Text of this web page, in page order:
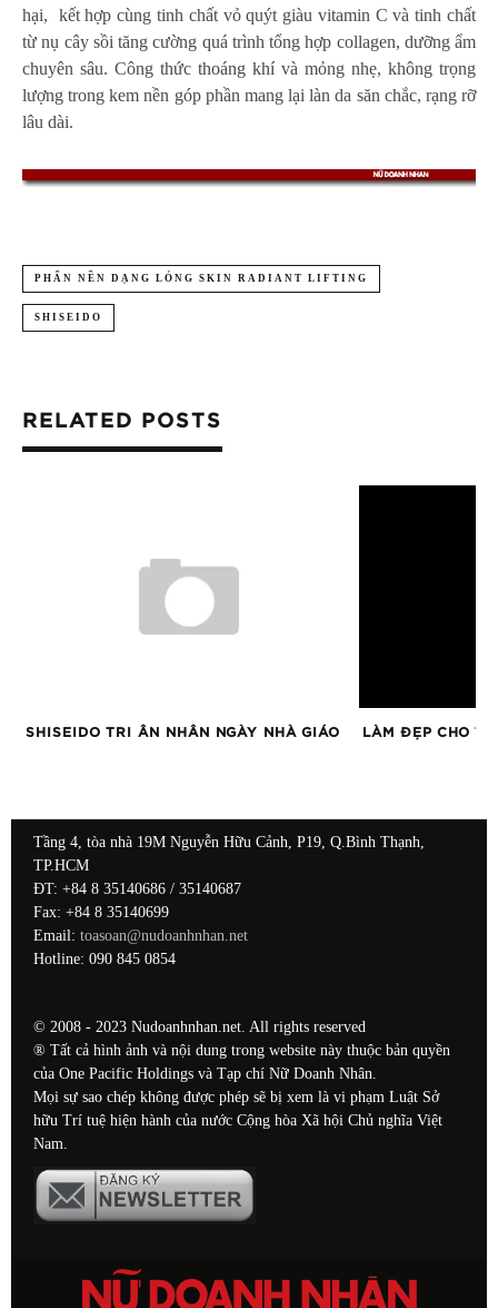
hại, kết hợp cùng tinh chất vỏ quýt giàu vitamin C và tinh chất
từ nụ cây sồi tăng cường quá trình tổng hợp collagen, dưỡng ẩm
chuyên sâu. Công thức thoáng khívà mỏng nhẹ, không trọng
lượng trong kem nền góp phần mang lại làn da săn chắc, rạng rỡ
lâu dài.
PHẤN NỀN DẠNG LỎNG SKIN RADIANT LIFTING
SHISEIDO
RELATED POSTS
SHISEIDO TRI ÂN NHÂN NGÀY NHÀ GIÁO LÀM ĐẸP CHO
Tầng 4, tòa nhà 19M Nguyễn Hữu Cảnh, P19, Q.Bình Thạnh,
TP.HCM
ĐT: +84 8 35140686 / 35140687
Fax: +84 8 35140699
Email: toasoan@nudoanhnhan.net
Hotline: 090 845 0854
© 2008 - 2023 Nudoanhnhan.net. All rights reserved
® Tất cả hình ảnh và nội dung trong website này thuộc bản quyền
của One Pacific Holdings và Tạp chí Nữ Doanh Nhân.
Mọi sự sao chép không được phép sẽ bị xem là vi phạm Luật Sở
hữu Trí tuệ hiện hành của nước Cộng hòa Xã hội Chủ nghĩa Việt
Nam.